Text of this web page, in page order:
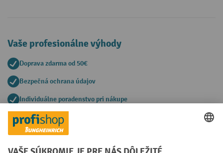
Vaše profesionálne výhody
Doprava zdarma od 50€
Bezpečná ochrana údajov
Individuálne poradenstvo pri nákupe
Spôsoby platby